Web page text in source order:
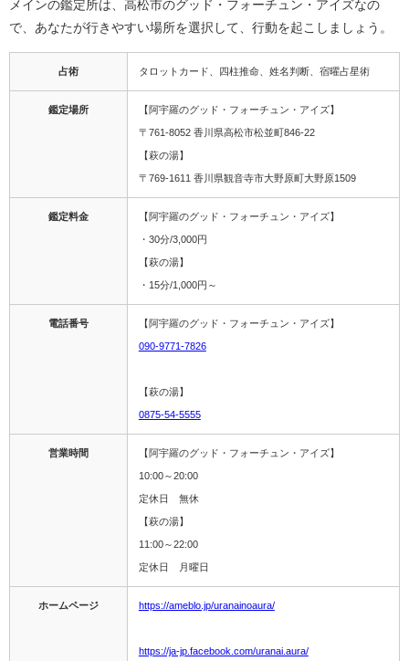
メインの鑑定所は、高松市のグッド・フォーチュン・アイズなの
で、あなたが行きやすい場所を選択して、行動を起こしましょう。
占術 タロットカード、四柱推命、姓名判断、宿曜占星術
鑑定場所 【阿宇羅のグッド・フォーチュン・アイズ】
〒761-8052 香川県高松市松並町846-22
【萩の湯】
〒769-1611 香川県観音寺市大野原町大野原1509
鑑定料金 【阿宇羅のグッド・フォーチュン・アイズ】
・30分/3,000円
【萩の湯】
・15分/1,000円～
電話番号 【阿宇羅のグッド・フォーチュン・アイズ】
090-9771-7826
【萩の湯】
0875-54-5555
営業時間 【阿宇羅のグッド・フォーチュン・アイズ】
10:00～20:00
定休日 無休
【萩の湯】
11:00～22:00
定休日 月曜日
ホームページ https://ameblo.jp/uranainoaura/
https://ja-jp.facebook.com/uranai.aura/